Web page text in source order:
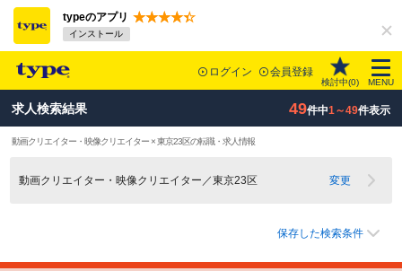
typeのアプリ
インストール
ログイン 会員登録
検討中(0) MENU
求人検索結果 49件中1～49件表示
動画クリエイター・映像クリエイター × 東京23区の転職・求人情報
動画クリエイター・映像クリエイター／東京23区 変更
保存した検索条件